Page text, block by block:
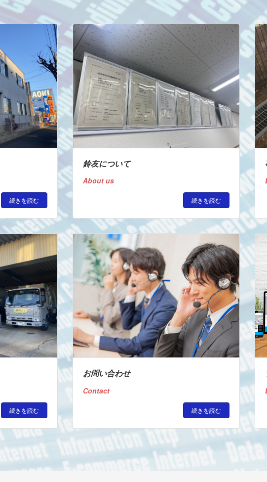
不用品回収 - 廃棄物 - 浄化槽のことならお任せ
三重県鈴鹿市の株式会社鈴友
続きを読む
鈴友について
About us
続きを読む
続きを読む
お問い合わせ
Contact
続きを読む